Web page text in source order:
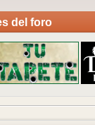
del foro